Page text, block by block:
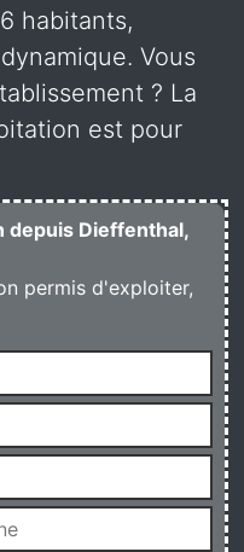
habitants,
Vous
? La
est pour
depuis Dieffenthal,
permis d'exploiter,